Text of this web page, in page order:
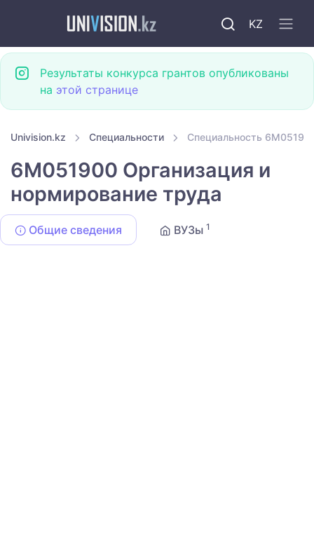
KZ
Результаты конкурса грантов опубликованы
на этой странице
Univision.kz Специальности Специальность
6M051900 Организация и
нормирование труда
Общие сведения ВУЗы 1